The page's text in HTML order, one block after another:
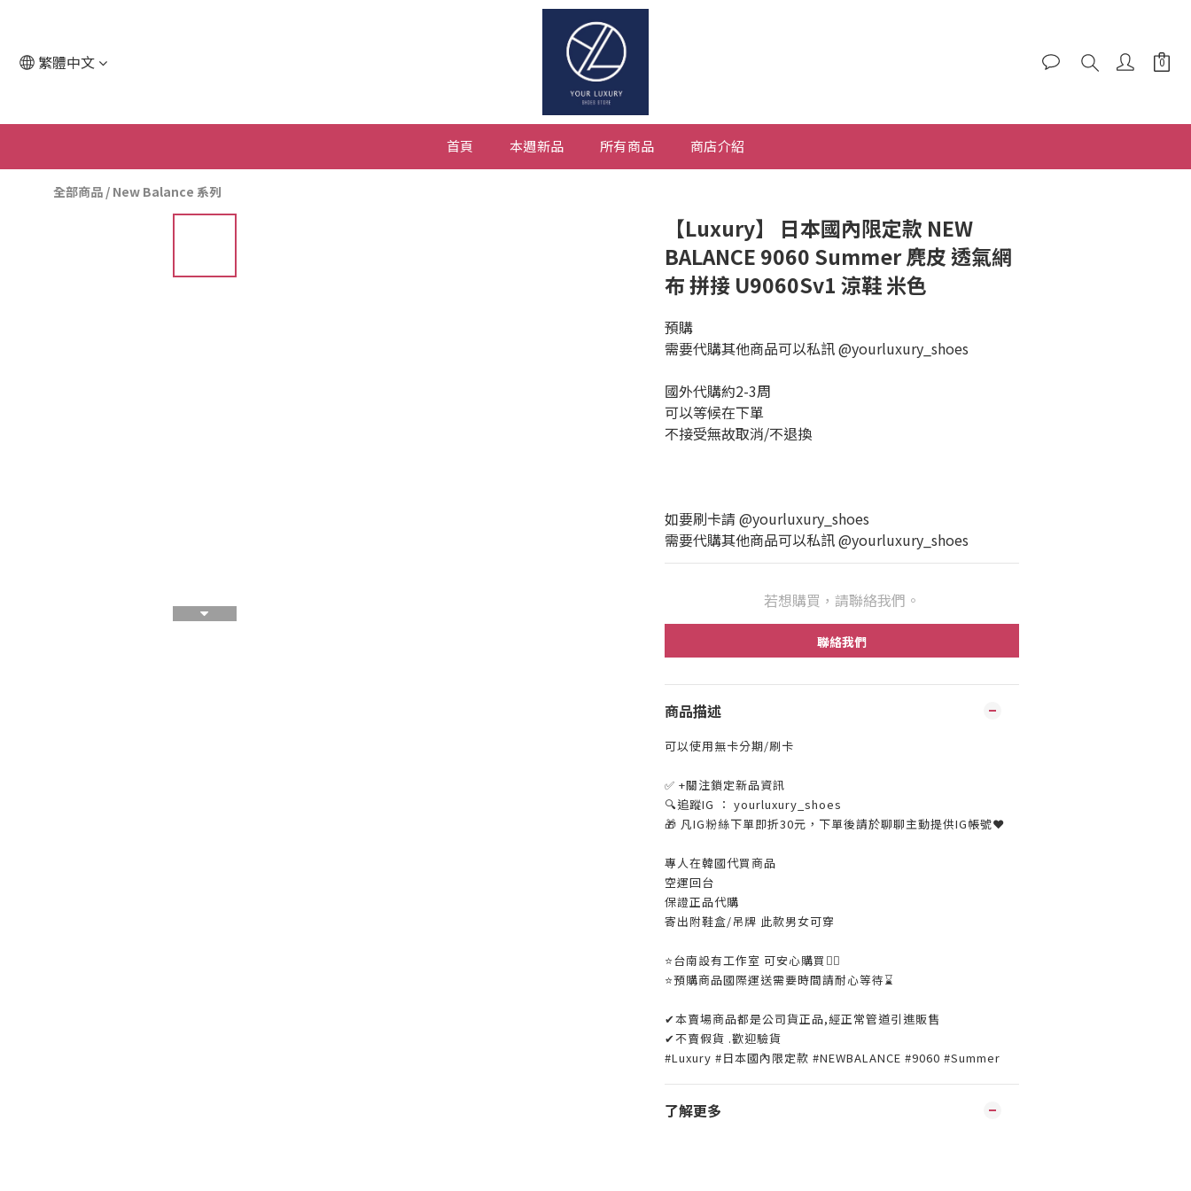
繁體中文
首頁 本週新品 所有商品 商店介紹
全部商品 / New Balance 系列
【Luxury】 日本國內限定款 NEW
BALANCE 9060 Summer 麂皮 透氣網
布 拼接 U9060Sv1 涼鞋 米色
預購
需要代購其他商品可以私訊 @yourluxury_shoes
國外代購約2-3周
可以等候在下單
不接受無故取消/不退換
如要刷卡請 @yourluxury_shoes
需要代購其他商品可以私訊 @yourluxury_shoes
若想購買，請聯絡我們。
聯絡我們
商品描述
可以使用無卡分期/刷卡
✅ +關注鎖定新品資訊
🔍追蹤IG ： yourluxury_shoes
🎁 凡IG粉絲下單即折30元，下單後請於聊聊主動提供IG帳號❤
專人在韓國代買商品
空運回台
保證正品代購
寄出附鞋盒/吊牌 此款男女可穿
⭐️台南設有工作室 可安心購買👌🏼
⭐️預購商品國際運送需要時間請耐心等待⌛️
✔本賣場商品都是公司貨正品,經正常管道引進販售
✔不賣假貨 .歡迎驗貨
#Luxury #日本國內限定款 #NEWBALANCE #9060 #Summer
了解更多